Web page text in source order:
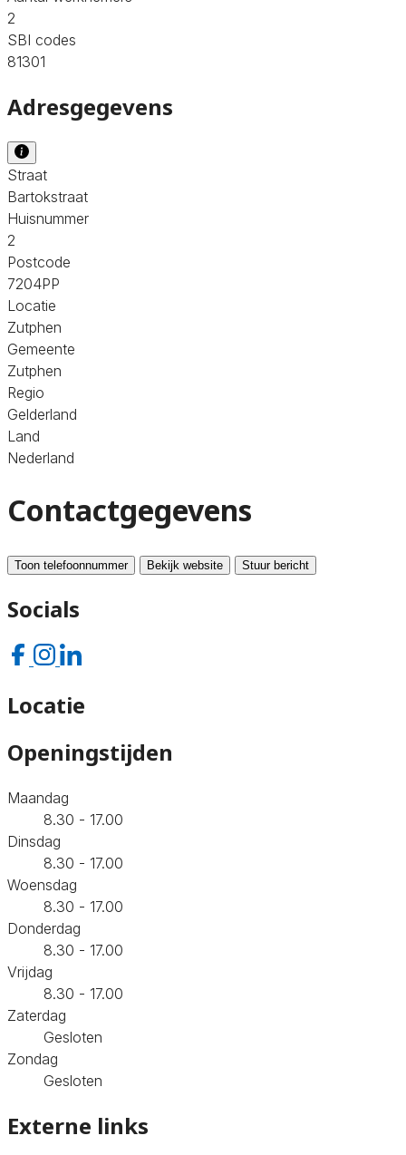
2
SBI codes
81301
Adresgegevens
Straat
Bartokstraat
Huisnummer
2
Postcode
7204PP
Locatie
Zutphen
Gemeente
Zutphen
Regio
Gelderland
Land
Nederland
Contactgegevens
Toon telefoonnummer Bekijk website Stuur bericht
Socials
Locatie
Openingstijden
Maandag
8.30 - 17.00
Dinsdag
8.30 - 17.00
Woensdag
8.30 - 17.00
Donderdag
8.30 - 17.00
Vrijdag
8.30 - 17.00
Zaterdag
Gesloten
Zondag
Gesloten
Externe links